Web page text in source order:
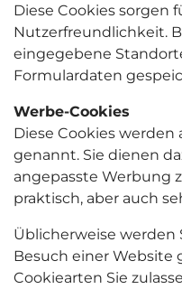
Diese Cookies sorgen
Nutzerfreundlichkeit.
eingegebene
Formulardaten
Werbe-Cookies
Diese Cookies
genannt. Sie dienen
angepasste Werbung
praktisch, aber auch
Üblicherweise werden
Besuch einer Website
Cookiearten Sie